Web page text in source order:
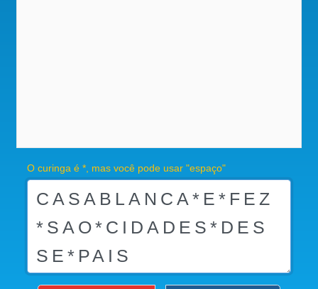
O curinga é *, mas você pode usar "espaço"